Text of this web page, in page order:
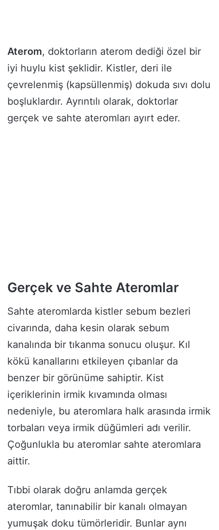
Aterom, doktorların aterom dediği özel bir
iyi huylu kist şeklidir. Kistler, deri ile
çevrelenmiş (kapsüllenmiş) dokuda sıvı dolu
boşluklardır. Ayrıntılı olarak, doktorlar
gerçek ve sahte ateromları ayırt eder.
Gerçek ve Sahte Ateromlar
Sahte ateromlarda kistler sebum bezleri
civarında, daha kesin olarak sebum
kanalında bir tıkanma sonucu oluşur. Kıl
kökü kanallarını etkileyen çıbanlar da
benzer bir görünüme sahiptir. Kist
içeriklerinin irmik kıvamında olması
nedeniyle, bu ateromlara halk arasında irmik
torbaları veya irmik düğümleri adı verilir.
Çoğunlukla bu ateromlar sahte ateromlara
aittir.
Tıbbi olarak doğru anlamda gerçek
ateromlar, tanınabilir bir kanalı olmayan
yumuşak doku tümörleridir. Bunlar aynı